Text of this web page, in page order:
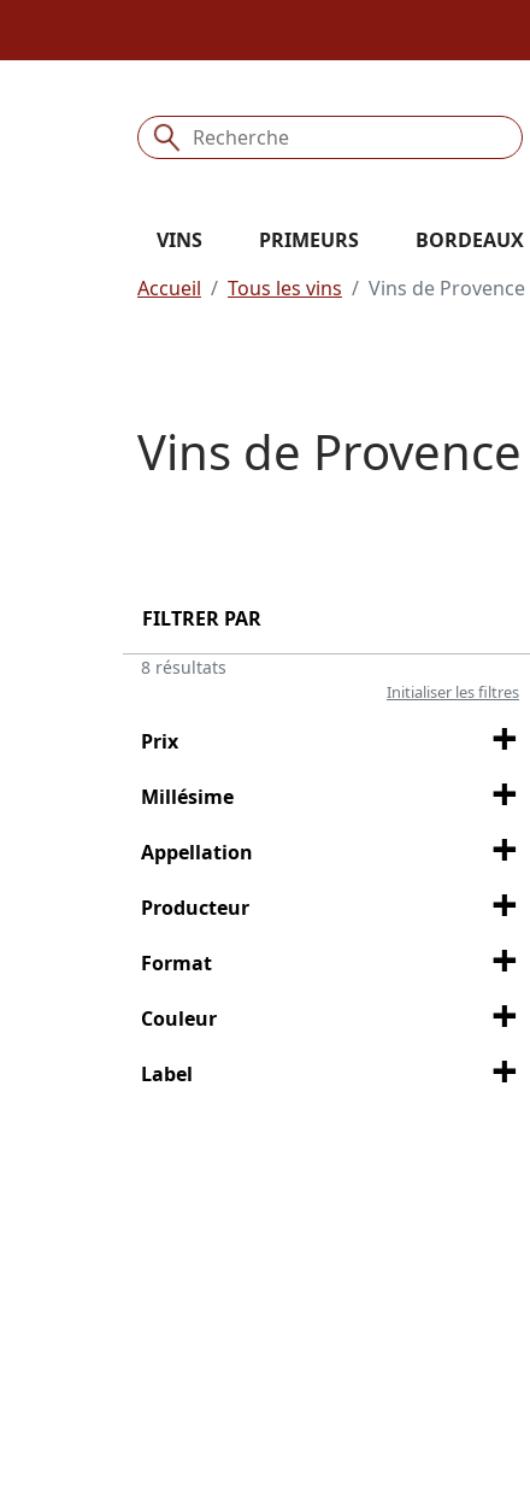
VINS PRIMEURS BORDEAUX
Accueil
Tous les vins Vins de Provence
Vins de Provence
FILTRER PAR
8 résultats
Initialiser les filtres
Prix
Millésime
Appellation
Producteur
Format
Couleur
Label